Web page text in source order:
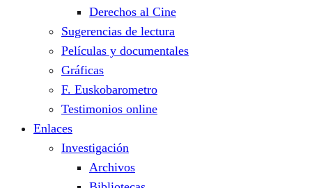
Derechos al Cine
Sugerencias de lectura
Películas y documentales
Gráficas
F. Euskobarometro
Testimonios online
Enlaces
Investigación
Archivos